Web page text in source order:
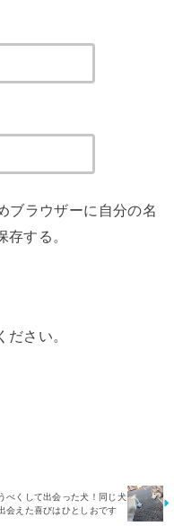
ブラウザーに自分の名
する。
ださい。
べくして出会った犬！同じ犬
会えた喜びはひとしおです